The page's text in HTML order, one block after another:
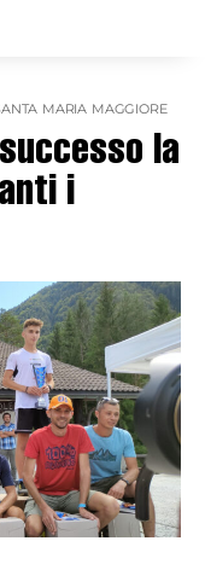
MARIA MAGGIORE
la
i